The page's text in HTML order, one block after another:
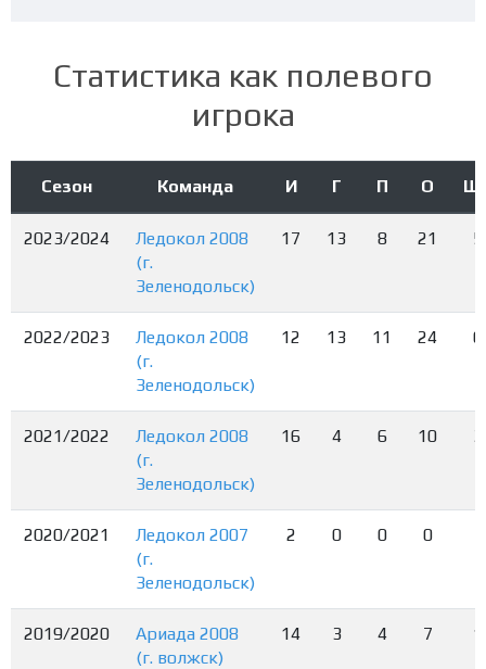
Статистика как полевого
игрока
Сезон Команда И Г П О
2023/2024
Ледокол 2008
(г.
Зеленодольск)
17 13 8 21
2022/2023
Ледокол 2008
(г.
Зеленодольск)
12 13 11 24
2021/2022
Ледокол 2008
(г.
Зеленодольск)
16 4 6 10
2020/2021
Ледокол 2007
(г.
Зеленодольск)
2 0 0 0
2019/2020
Ариада 2008
(г. волжск)
14 3 4 7